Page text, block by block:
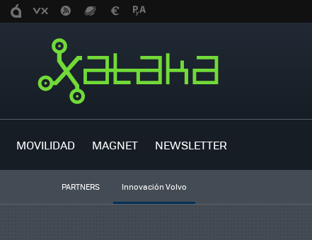
MOVILIDAD MAGNET NEWSLETTER
PARTNERS Innovación Volvo